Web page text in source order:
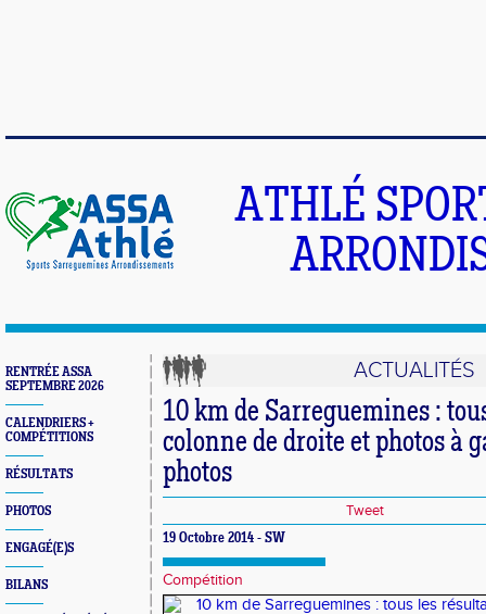
ATHLÉ
RENTRÉE ASSA
SEPTEMBRE 2026
CALENDRIERS +
COMPÉTITIONS
RÉSULTATS
PHOTOS
ENGAGÉ(E)S
BILANS
ACTUALITÉS
10 km de Sarreguemines :
colonne de droite et photos à
photos
Tweet
19 Octobre 2014 - SW
Compétition